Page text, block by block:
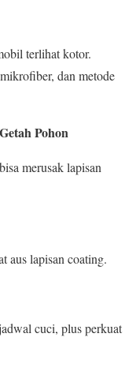
terlihat kotor.
dan metode
Pohon
merusak lapisan
aus lapisan coating.
cuci, plus perkuat